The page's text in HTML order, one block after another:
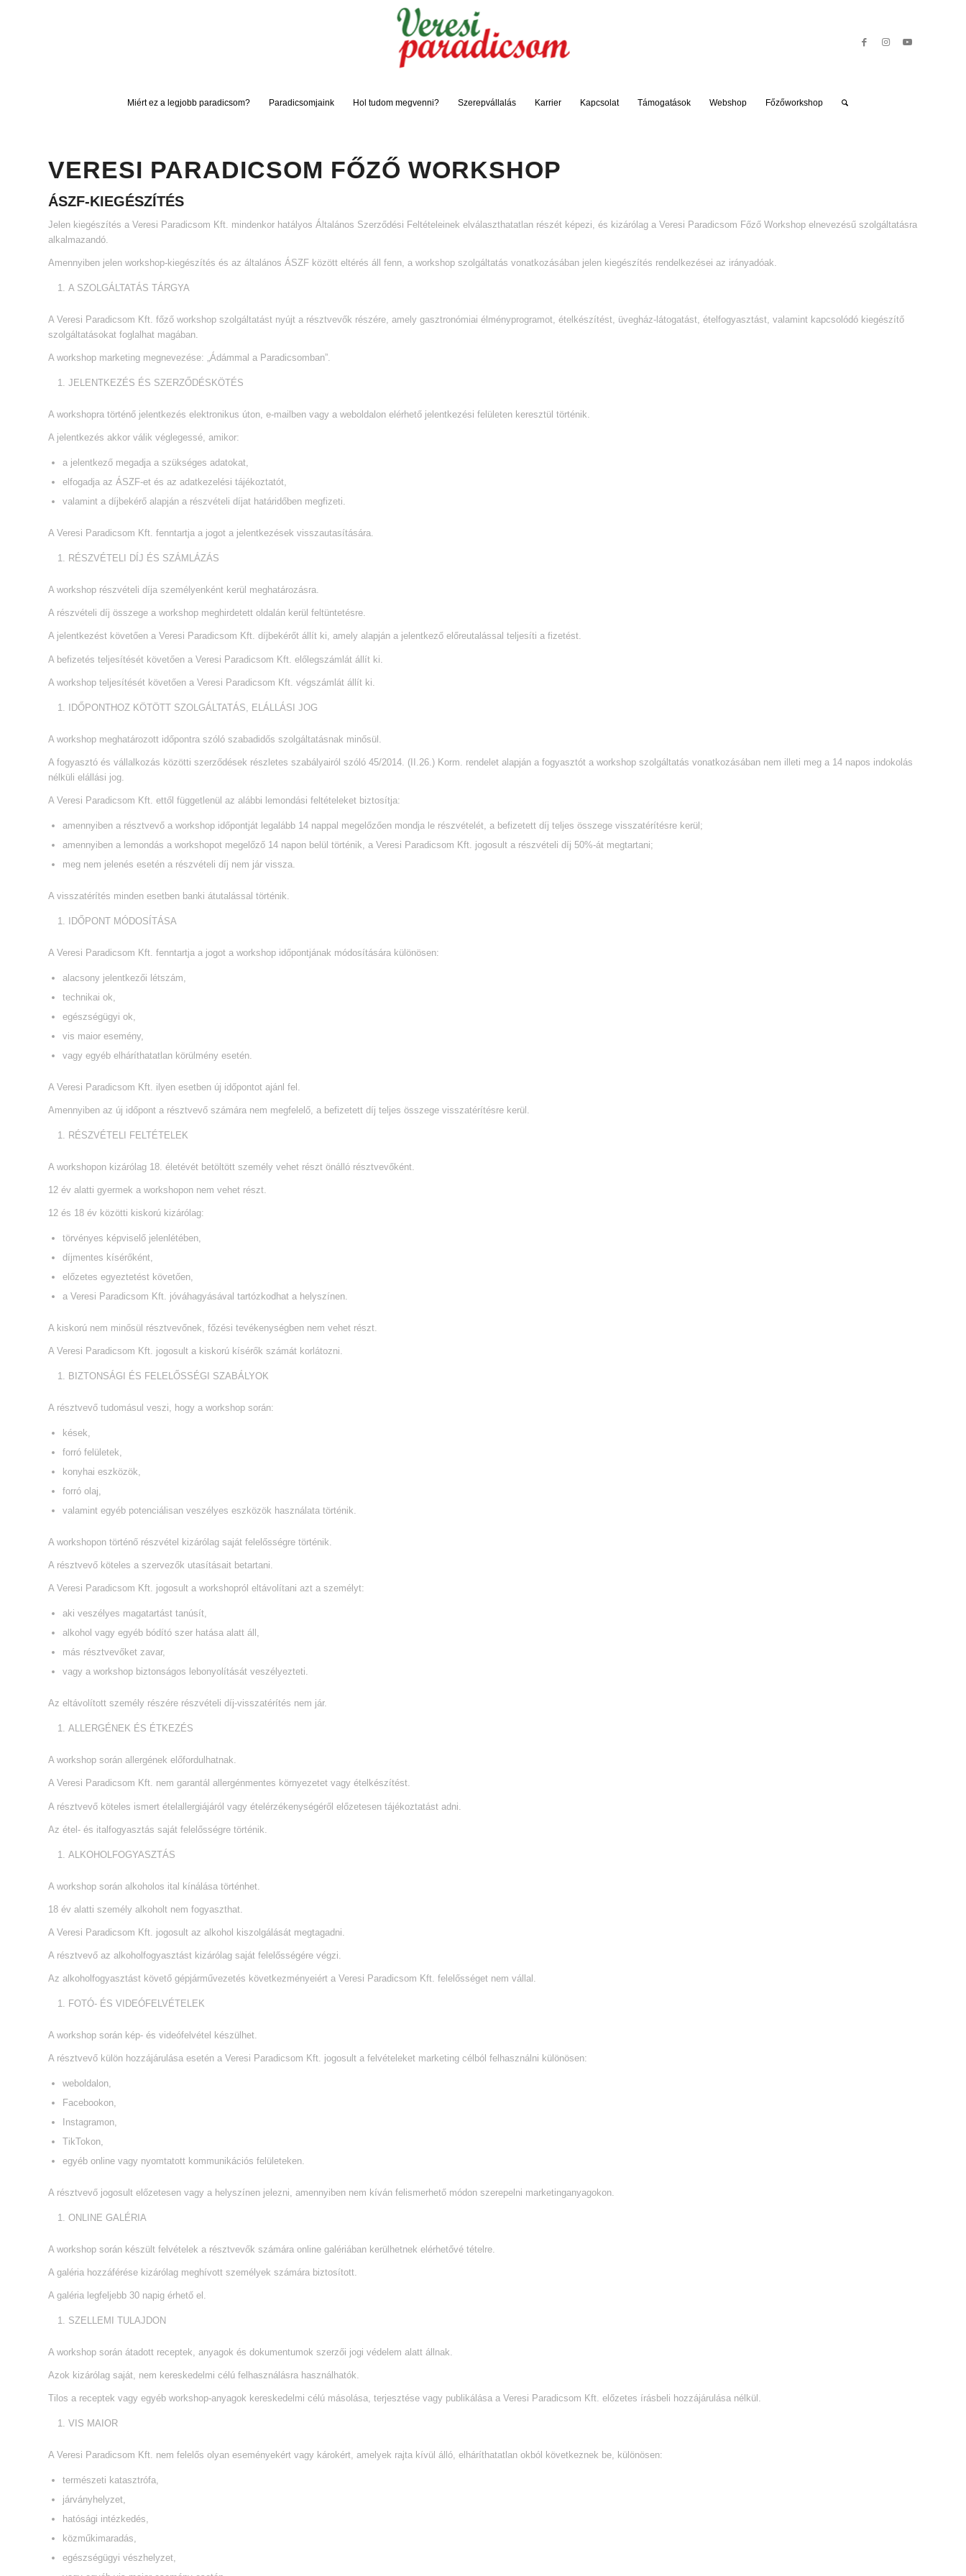
Miért ez a legjobb paradicsom? Paradicsomjaink Hol tudom megvenni? Szerepvállalás Karrier Kapcsolat Támogatások Webshop Főzőworkshop
VERESI PARADICSOM FŐZŐ WORKSHOP
ÁSZF-KIEGÉSZÍTÉS
Jelen kiegészítés a Veresi Paradicsom Kft. mindenkor hatályos Általános Szerződési Feltételeinek elválaszthatatlan részét képezi, és kizárólag a Veresi Paradicsom Főző Workshop elnevezésű szolgáltatásra
alkalmazandó.
Amennyiben jelen workshop-kiegészítés és az általános ÁSZF között eltérés áll fenn, a workshop szolgáltatás vonatkozásában jelen kiegészítés rendelkezései az irányadóak.
A SZOLGÁLTATÁS TÁRGYA
A Veresi Paradicsom Kft. főző workshop szolgáltatást nyújt a résztvevők részére, amely gasztronómiai élményprogramot, ételkészítést, üvegház-látogatást, ételfogyasztást, valamint kapcsolódó kiegészítő
szolgáltatásokat foglalhat magában.
A workshop marketing megnevezése: „Ádámmal a Paradicsomban”.
JELENTKEZÉS ÉS SZERZŐDÉSKÖTÉS
A workshopra történő jelentkezés elektronikus úton, e-mailben vagy a weboldalon elérhető jelentkezési felületen keresztül történik.
A jelentkezés akkor válik véglegessé, amikor:
a jelentkező megadja a szükséges adatokat,
elfogadja az ÁSZF-et és az adatkezelési tájékoztatót,
valamint a díjbekérő alapján a részvételi díjat határidőben megfizeti.
A Veresi Paradicsom Kft. fenntartja a jogot a jelentkezések visszautasítására.
RÉSZVÉTELI DÍJ ÉS SZÁMLÁZÁS
A workshop részvételi díja személyenként kerül meghatározásra.
A részvételi díj összege a workshop meghirdetett oldalán kerül feltüntetésre.
A jelentkezést követően a Veresi Paradicsom Kft. díjbekérőt állít ki, amely alapján a jelentkező előreutalással teljesíti a fizetést.
A befizetés teljesítését követően a Veresi Paradicsom Kft. előlegszámlát állít ki.
A workshop teljesítését követően a Veresi Paradicsom Kft. végszámlát állít ki.
IDŐPONTHOZ KÖTÖTT SZOLGÁLTATÁS, ELÁLLÁSI JOG
A workshop meghatározott időpontra szóló szabadidős szolgáltatásnak minősül.
A fogyasztó és vállalkozás közötti szerződések részletes szabályairól szóló 45/2014. (II.26.) Korm. rendelet alapján a fogyasztót a workshop szolgáltatás vonatkozásában nem illeti meg a 14 napos indokolás
nélküli elállási jog.
A Veresi Paradicsom Kft. ettől függetlenül az alábbi lemondási feltételeket biztosítja:
amennyiben a résztvevő a workshop időpontját legalább 14 nappal megelőzően mondja le részvételét, a befizetett díj teljes összege visszatérítésre kerül;
amennyiben a lemondás a workshopot megelőző 14 napon belül történik, a Veresi Paradicsom Kft. jogosult a részvételi díj 50%-át megtartani;
meg nem jelenés esetén a részvételi díj nem jár vissza.
A visszatérítés minden esetben banki átutalással történik.
IDŐPONT MÓDOSÍTÁSA
A Veresi Paradicsom Kft. fenntartja a jogot a workshop időpontjának módosítására különösen:
alacsony jelentkezői létszám,
technikai ok,
egészségügyi ok,
vis maior esemény,
vagy egyéb elháríthatatlan körülmény esetén.
A Veresi Paradicsom Kft. ilyen esetben új időpontot ajánl fel.
Amennyiben az új időpont a résztvevő számára nem megfelelő, a befizetett díj teljes összege visszatérítésre kerül.
RÉSZVÉTELI FELTÉTELEK
A workshopon kizárólag 18. életévét betöltött személy vehet részt önálló résztvevőként.
12 év alatti gyermek a workshopon nem vehet részt.
12 és 18 év közötti kiskorú kizárólag:
törvényes képviselő jelenlétében,
díjmentes kísérőként,
előzetes egyeztetést követően,
a Veresi Paradicsom Kft. jóváhagyásával tartózkodhat a helyszínen.
A kiskorú nem minősül résztvevőnek, főzési tevékenységben nem vehet részt.
A Veresi Paradicsom Kft. jogosult a kiskorú kísérők számát korlátozni.
BIZTONSÁGI ÉS FELELŐSSÉGI SZABÁLYOK
A résztvevő tudomásul veszi, hogy a workshop során:
kések,
forró felületek,
konyhai eszközök,
forró olaj,
valamint egyéb potenciálisan veszélyes eszközök használata történik.
A workshopon történő részvétel kizárólag saját felelősségre történik.
A résztvevő köteles a szervezők utasításait betartani.
A Veresi Paradicsom Kft. jogosult a workshopról eltávolítani azt a személyt:
aki veszélyes magatartást tanúsít,
alkohol vagy egyéb bódító szer hatása alatt áll,
más résztvevőket zavar,
vagy a workshop biztonságos lebonyolítását veszélyezteti.
Az eltávolított személy részére részvételi díj-visszatérítés nem jár.
ALLERGÉNEK ÉS ÉTKEZÉS
A workshop során allergének előfordulhatnak.
A Veresi Paradicsom Kft. nem garantál allergénmentes környezetet vagy ételkészítést.
A résztvevő köteles ismert ételallergiájáról vagy ételérzékenységéről előzetesen tájékoztatást adni.
Az étel- és italfogyasztás saját felelősségre történik.
ALKOHOLFOGYASZTÁS
A workshop során alkoholos ital kínálása történhet.
18 év alatti személy alkoholt nem fogyaszthat.
A Veresi Paradicsom Kft. jogosult az alkohol kiszolgálását megtagadni.
A résztvevő az alkoholfogyasztást kizárólag saját felelősségére végzi.
Az alkoholfogyasztást követő gépjárművezetés következményeiért a Veresi Paradicsom Kft. felelősséget nem vállal.
FOTÓ- ÉS VIDEÓFELVÉTELEK
A workshop során kép- és videófelvétel készülhet.
A résztvevő külön hozzájárulása esetén a Veresi Paradicsom Kft. jogosult a felvételeket marketing célból felhasználni különösen:
weboldalon,
Facebookon,
Instagramon,
TikTokon,
egyéb online vagy nyomtatott kommunikációs felületeken.
A résztvevő jogosult előzetesen vagy a helyszínen jelezni, amennyiben nem kíván felismerhető módon szerepelni marketinganyagokon.
ONLINE GALÉRIA
A workshop során készült felvételek a résztvevők számára online galériában kerülhetnek elérhetővé tételre.
A galéria hozzáférése kizárólag meghívott személyek számára biztosított.
A galéria legfeljebb 30 napig érhető el.
SZELLEMI TULAJDON
A workshop során átadott receptek, anyagok és dokumentumok szerzői jogi védelem alatt állnak.
Azok kizárólag saját, nem kereskedelmi célú felhasználásra használhatók.
Tilos a receptek vagy egyéb workshop-anyagok kereskedelmi célú másolása, terjesztése vagy publikálása a Veresi Paradicsom Kft. előzetes írásbeli hozzájárulása nélkül.
VIS MAIOR
A Veresi Paradicsom Kft. nem felelős olyan eseményekért vagy károkért, amelyek rajta kívül álló, elháríthatatlan okból következnek be, különösen:
természeti katasztrófa,
járványhelyzet,
hatósági intézkedés,
közműkimaradás,
egészségügyi vészhelyzet,